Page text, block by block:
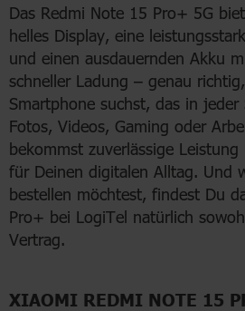
Das Redmi Note 15 Pro+ 5G
helles Display, eine
und einen ausdauernden Akku
schneller Ladung – genau
Smartphone suchst, das in
Fotos, Videos, Gaming oder
bekommst zuverlässige
für Deinen digitalen Alltag. Und
bestellen möchtest, findest Du
Pro+ bei LogiTel natürlich
Vertrag.
XIAOMI REDMI NOTE 15